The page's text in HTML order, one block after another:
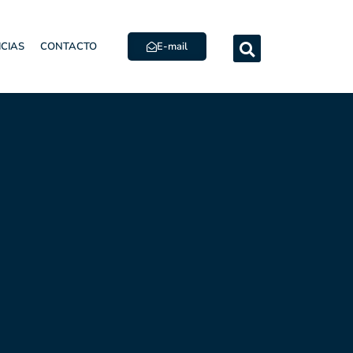
CONTACTO E-mail